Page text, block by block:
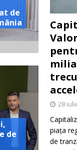
de
de
28
piața
de